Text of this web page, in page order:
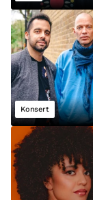
Konsert